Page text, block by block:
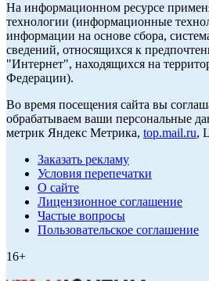
На информационном ресурсе
технологии (информационные
информации на основе сбора,
сведений, относящихся к
"Интернет", находящихся на
Федерации).
Во время посещения сайта вы
обрабатываем ваши персональные
метрик Яндекс Метрика, top.mail.ru,
Заказать рекламу
Условия перепечатки
О сайте
Лицензионное соглашение
Частые вопросы
Пользовательское соглашение
16+